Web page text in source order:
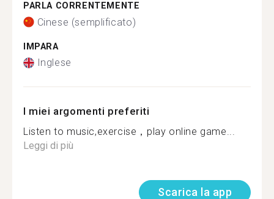
PARLA CORRENTEMENTE
Cinese (semplificato)
IMPARA
Inglese
I miei argomenti preferiti
Listen to music,exercise，play online game...
Leggi di più
Scarica la app